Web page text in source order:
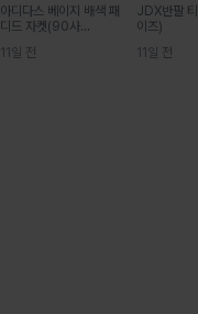
아디다스 베이지 배색 패
디드 자켓(90사...
11일 전
JDX반팔
이즈)
11일 전